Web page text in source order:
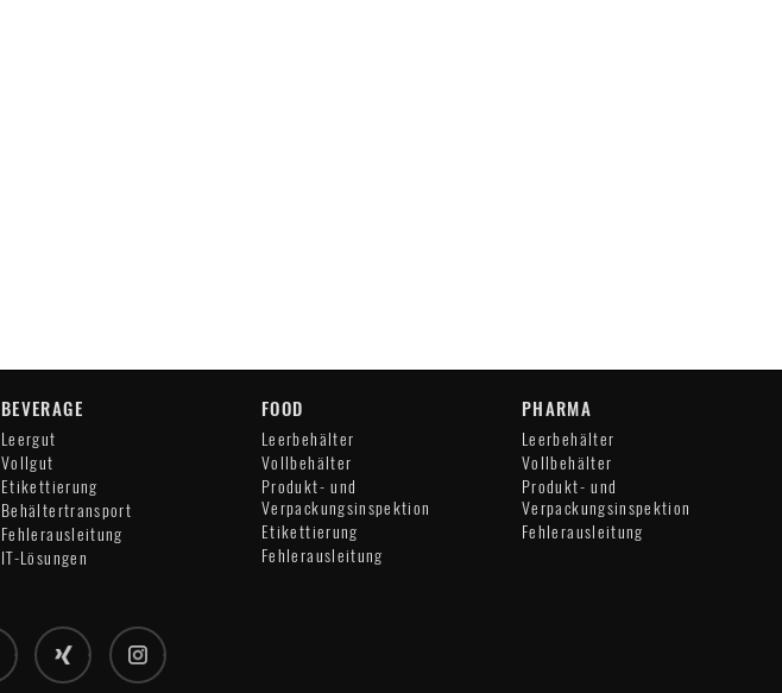
BEVERAGE
Leergut
Vollgut
Etikettierung
Behältertransport
Fehlerausleitung
IT-Lösungen
FOOD
Leerbehälter
Vollbehälter
Produkt- und
Verpackungsinspektion
Etikettierung
Fehlerausleitung
PHARMA
Leerbehälter
Vollbehälter
Produkt- und
Verpackungsinspektion
Fehlerausleitung